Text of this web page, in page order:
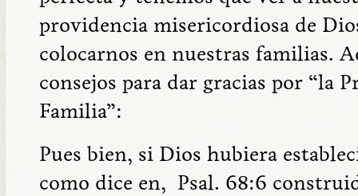
providencia misericordiosa de
colocarnos en nuestras familias.
consejos para dar gracias por “la
Familia”:
Pues bien, si Dios hubiera
como dice en, Psal. 68:6